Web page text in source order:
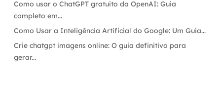
Como usar o ChatGPT gratuito da OpenAI: Guia
completo em...
Como Usar a Inteligência Artificial do Google: Um Guia...
Crie chatgpt imagens online: O guia definitivo para
gerar...